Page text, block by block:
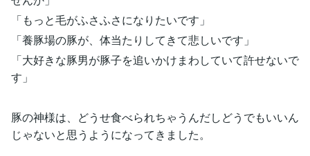
「もっと毛がふさふさになりたいです」
「養豚場の豚が、体当たりしてきて悲しいです」
「大好きな豚男が豚子を追いかけまわしていて許せないで
す」
豚の神様は、どうせ食べられちゃうんだしどうでもいいん
じゃないと思うようになってきました。